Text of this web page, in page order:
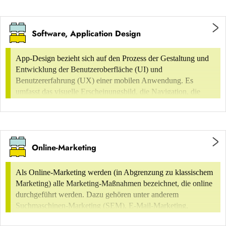
einfache Websites
Hompage aus bis zu 15 Einzelseiten
einfache Struktur mit flacher Hierarchie
mittlere Websites
Software, Application Design
App-Design bezieht sich auf den Prozess der Gestaltung und
Entwicklung der Benutzeroberfläche (UI) und
Benutzererfahrung (UX) einer mobilen Anwendung. Es
umfasst das visuelle Erscheinungsbild, die Navigation, die
Online-Marketing
Als Online-Marketing werden (in Abgrenzung zu klassischem
Marketing) alle Marketing-Maßnahmen bezeichnet, die online
durchgeführt werden. Dazu gehören unter anderem
Suchmaschinen-Marketing (SEM), E-Mail-Marketing,